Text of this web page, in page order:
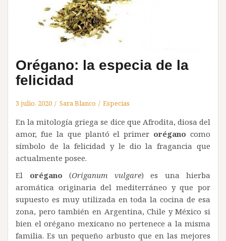
Orégano: la especia de la
felicidad
3 julio, 2020 Sara Blanco Especias
En la mitología griega se dice que Afrodita, diosa del
amor, fue la que plantó el primer orégano como
símbolo de la felicidad y le dio la fragancia que
actualmente posee.
El orégano (Origanum vulgare) es una hierba
aromática originaria del mediterráneo y que por
supuesto es muy utilizada en toda la cocina de esa
zona, pero también en Argentina, Chile y México si
bien el orégano mexicano no pertenece a la misma
familia. Es un pequeño arbusto que en las mejores